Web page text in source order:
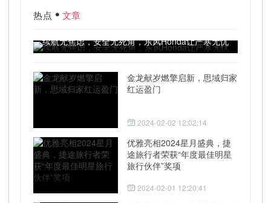
热点 文章
续航无焦虑，安全无死角，东风Honda让严寒无忧
金龙献岁燃擎启新，思域归家
红运盈门
2024-02-02 12:02:14
优雅亮相2024星月盛典，捷
途旅行者荣获“年度最佳明星
旅行伙伴”奖项
2024-02-01 12:20:41